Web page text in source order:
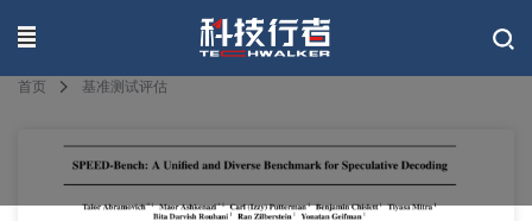
联系我们
首页 基准测试评估